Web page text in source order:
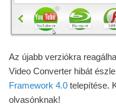
Az újabb verziókra
Video Converter hibát
Framework 4.0 telepítése.
olvasónknak!